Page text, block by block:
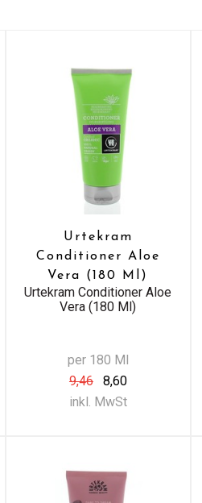
Urtekram
Conditioner Aloe
Vera (180 Ml)
Urtekram Conditioner Aloe
Vera (180 Ml)
per 180 Ml
9,46
8,60
inkl. MwSt